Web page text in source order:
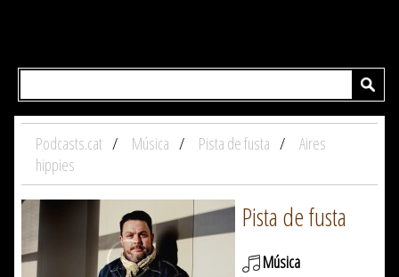
Podcasts.cat Música Pista de fusta
Aires
hippies
Pista de fusta
Música